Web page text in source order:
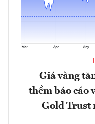
Giá vàng
thềm báo cáo
Gold Trust